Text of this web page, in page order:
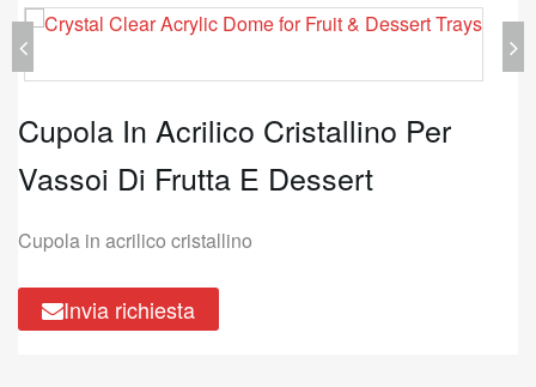
Cupola In Acrilico Cristallino Per
Vassoi Di Frutta E Dessert
Cupola in acrilico cristallino
Invia richiesta